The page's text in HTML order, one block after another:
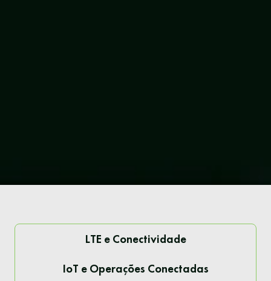
LTE e Conectividade
IoT e Operações Conectadas